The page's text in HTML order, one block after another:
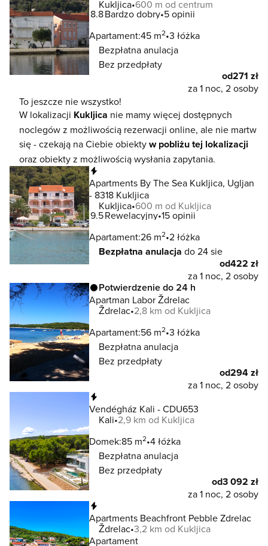
Kukljica 600 m od centrum
8.8Bardzo dobry 5 opinii
Apartament:45 m2 3 łóżka
Bezpłatna anulacja
Bez przedpłaty
od271 zł
za 1 noc, 2 osoby
To jeszcze nie wszystko!
W lokalizacji Kukljica nie mamy więcej dostępnych
noclegów z możliwością rezerwacji online, ale nie martw
się - czekają na Ciebie obiektyw pobliżu tej lokalizacji
oraz obiekty z możliwością wysłania zapytania.
Apartments By The Sea Kukljica, Ugljan
- 8318 Kukljica
Kukljica 600 m od Kukljica
9.5Rewelacyjny 15 opinii
Apartament:26 m2 2 łóżka
Bezpłatna anulacja do 24 sie
od422 zł
za 1 noc, 2 osoby
Potwierdzenie do 24 h
Apartman Labor Ždrelac
Ždrelac 2,8 km od Kukljica
Apartament:56 m2 3 łóżka
Bezpłatna anulacja
Bez przedpłaty
od294 zł
za 1 noc, 2 osoby
Vendégház Kali - CDU653
Kali 2,9 km od Kukljica
Domek:85 m2 4 łóżka
Bezpłatna anulacja
Bez przedpłaty
od3 092 zł
za 1 noc, 2 osoby
Apartments Beachfront Pebble Zdrelac
Ždrelac 3,2 km od Kukljica
Apartament